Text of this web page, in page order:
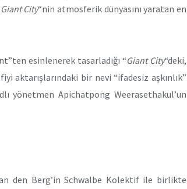
Giant City“nin atmosferik dünyasını yaratan en
esinlenerek tasarladığı “Giant City“deki,
aktarışlarındaki bir nevi “ifadesiz aşkınlık”
yönetmen Apichatpong Weerasethakul’un
den Berg’in Schwalbe Kolektif ile birlikte